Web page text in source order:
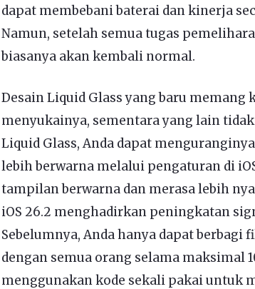
dapat membebani baterai dan kinerja
Namun, setelah semua tugas
biasanya akan kembali normal.
Desain Liquid Glass yang baru
menyukainya, sementara yang lain
Liquid Glass, Anda dapat
lebih berwarna melalui pengaturan di
tampilan berwarna dan merasa lebih
iOS 26.2 menghadirkan peningkatan
Sebelumnya, Anda hanya dapat berbagi
dengan semua orang selama maksimal
menggunakan kode sekali pakai untuk